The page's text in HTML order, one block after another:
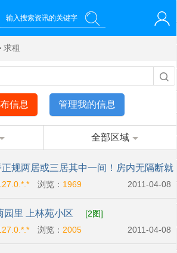
站棒极网-济南西部新城社区新媒体综
合资讯门户网站
注册 微信快速登录
求租
信息 管理我的信息
全部区域
规两居或三居其中一间！房内无隔断就
浏览： 1969 2011-04-08
园里 上林苑小区
[2图]
浏览： 2005 2011-04-08